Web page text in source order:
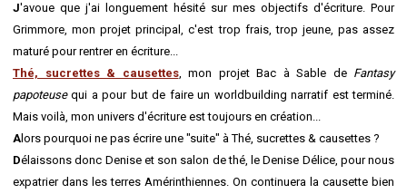
J'avoue que j'ai longuement hésité sur mes objectifs d'écriture. Pour
Grimmore, mon projet principal, c'est trop frais, trop jeune, pas assez
maturé pour rentrer en écriture...
Thé, sucrettes & causettes, mon projet Bac à Sable de Fantasy
papoteusequi a pour but de faire un worldbuilding narratif est terminé.
Mais voilà, mon univers d'écriture est toujours en création...
A lors pourquoi ne pas écrire une "suite" à Thé, sucrettes & causettes ?
Délaissons donc Denise et son salon de thé, le Denise Délice, pour nous
expatrier dans les terres Amérinthiennes. On continuera la causette bien